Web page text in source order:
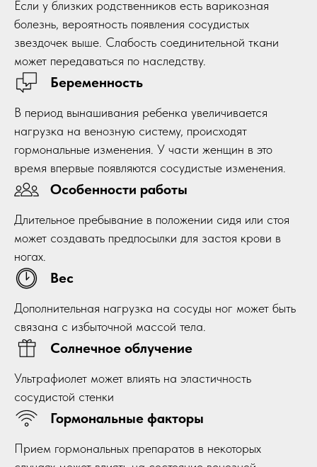
Если у близких родственников есть варикозная
болезнь, вероятность появления сосудистых
звездочек выше. Слабость соединительной ткани
может передаваться по наследству.
Беременность
В период вынашивания ребенка увеличивается
нагрузка на венозную систему, происходят
гормональные изменения. У части женщин в это
время впервые появляются сосудистые изменения.
Особенности работы
Длительное пребывание в положении сидя или стоя
может создавать предпосылки для застоя крови в
ногах.
Вес
Дополнительная нагрузка на сосуды ног может быть
связана с избыточной массой тела.
Солнечное облучение
Ультрафиолет может влиять на эластичность
сосудистой стенки
Гормональные факторы
Прием гормональных препаратов в некоторых